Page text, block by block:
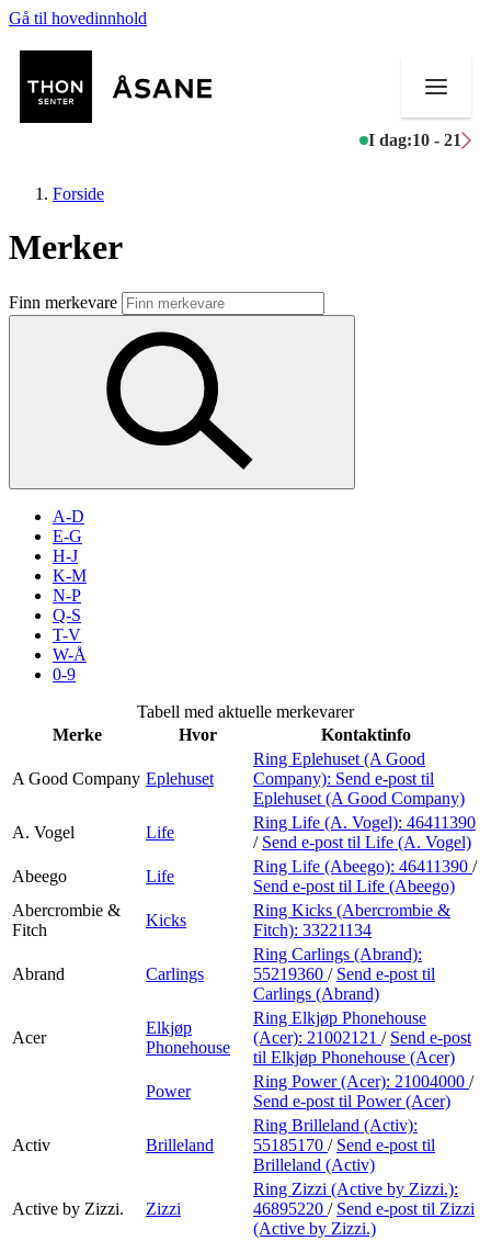
Gå til hovedinnhold
I dag:10 - 21
Butikker
Mat og drikke
Aktiviteter
Kundeklubb
Inspirasjon
Søk
Åpningstider
Praktisk informasjon
Ledige stillinger
Magasin
Gavekort
Forside
Merker
Finn merkevare
A-D
E-G
H-J
K-M
N-P
Q-S
T-V
W-Å
0-9
Tabell med aktuelle merkevarer
Merke
Hvor Kontaktinfo
A Good Company Eplehuset
Ring Eplehuset (A Good
Company): Send e-post til
Eplehuset (A Good Company)
A. Vogel
Life
Ring Life (A. Vogel): 46411390
/ Send e-post til Life (A. Vogel)
Abeego
Life
Ring Life (Abeego): 46411390 /
Send e-post til Life (Abeego)
Abercrombie &
Fitch
Kicks
Ring Kicks (Abercrombie &
Fitch): 33221134
Abrand Carlings
Ring Carlings (Abrand):
55219360 / Send e-post til
Carlings (Abrand)
Acer
Elkjøp
Phonehouse
Ring Elkjøp Phonehouse
(Acer): 21002121 / Send e-post
til Elkjøp Phonehouse (Acer)
Power
Ring Power (Acer): 21004000 /
Send e-post til Power (Acer)
Activ Brilleland
Ring Brilleland (Activ):
55185170 / Send e-post til
Brilleland (Activ)
Active by Zizzi. Zizzi
Ring Zizzi (Active by Zizzi.):
46895220 / Send e-post til Zizzi
(Active by Zizzi.)